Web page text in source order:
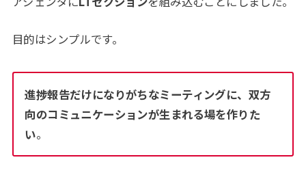
目的はシンプルです。
進捗報告だけになりがちなミーティングに、双方
向のコミュニケーションが生まれる場を作りた
い。